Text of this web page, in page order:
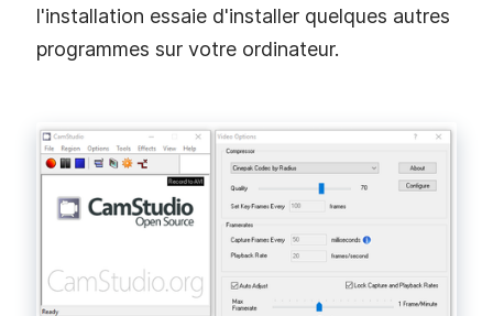
l'installation essaie d'installer quelques autres
programmes sur votre ordinateur.